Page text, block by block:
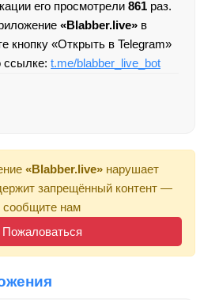
его просмотрели 861 раз.
«Blabber.live» в
кнопку «Открыть в Telegram»
ссылке: t.me/blabber_live_bot
«Blabber.live»нарушает
запрещённый контент —
сообщите нам
Пожаловаться